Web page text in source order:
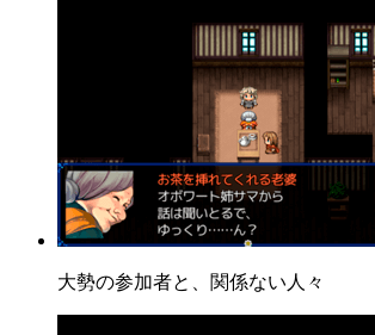
大勢の参加者と、関係ない人々